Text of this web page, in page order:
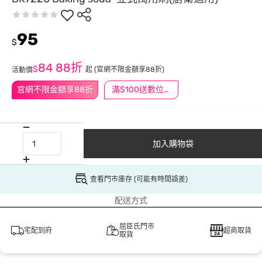
官網不限金額享88折 滿$100送數位印花
$95
活動價$84 88折 起 (官網不限金額享88折)
加入購物袋
查看門市庫存 (可能有時間誤差)
配送方式
宅配到府
屈臣氏門市
取貨
超商取貨